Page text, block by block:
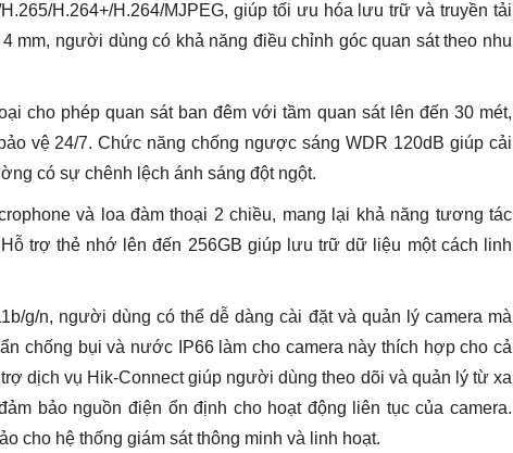
H.264+/H.264/MJPEG, giúp tối ưu hóa lưu trữ và truyền tải
mm, người dùng có khả năng điều chỉnh góc quan sát theo nhu
cho phép quan sát ban đêm với tầm quan sát lên đến 30 mét,
vệ 24/7. Chức năng chống ngược sáng WDR 120dB giúp cải
có sự chênh lệch ánh sáng đột ngột.
và loa đàm thoại 2 chiều, mang lại khả năng tương tác
trợ thẻ nhớ lên đến 256GB giúp lưu trữ dữ liệu một cách linh
g/n, người dùng có thể dễ dàng cài đặt và quản lý camera mà
chống bụi và nước IP66 làm cho camera này thích hợp cho cả
dịch vụ Hik-Connect giúp người dùng theo dõi và quản lý từ xa
bảo nguồn điện ổn định cho hoạt động liên tục của camera.
cho hệ thống giám sát thông minh và linh hoạt.